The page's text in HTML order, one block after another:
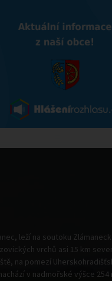
leží na soutoku
vrchů asi 15 km
na pomezí
v nadmořské výšce 254